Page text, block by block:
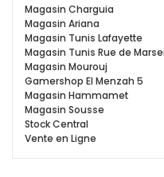
Magasin Charguia
Magasin Ariana
Magasin Tunis Lafayette
Magasin Tunis Rue de
Magasin Mourouj
Gamershop El Menzah 5
Magasin Hammamet
Magasin Sousse
Stock Central
Vente en Ligne